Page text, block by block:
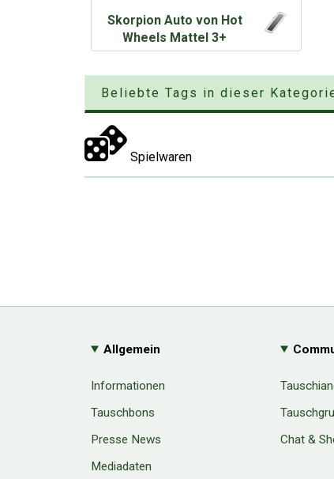
Skorpion Auto von Hot
Wheels Mattel 3+
Beliebte Tags in dieser
Spielwaren
Allgemein
Informationen
Tauschbons
Presse News
Mediadaten
Chat &